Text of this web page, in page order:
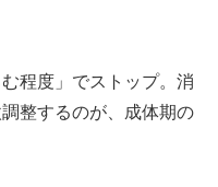
程度」でストップ。消
整するのが、成体期の